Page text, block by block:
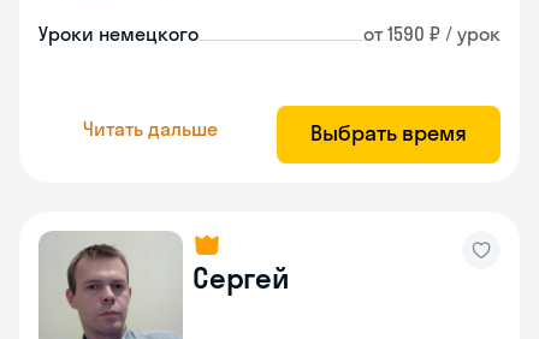
Уроки немецкого от 1590 ₽ / урок
Читать дальше Выбрать время
Сергей